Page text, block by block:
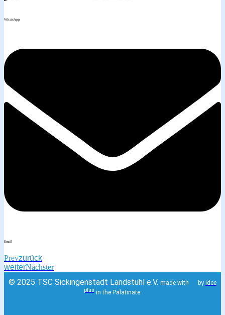
WhatsApp
Email
Prevzurück
weiterNächster
© 2025 TSC Sickingenstadt Landstuhl e.V. made with by idee
plusin the Palatinate.